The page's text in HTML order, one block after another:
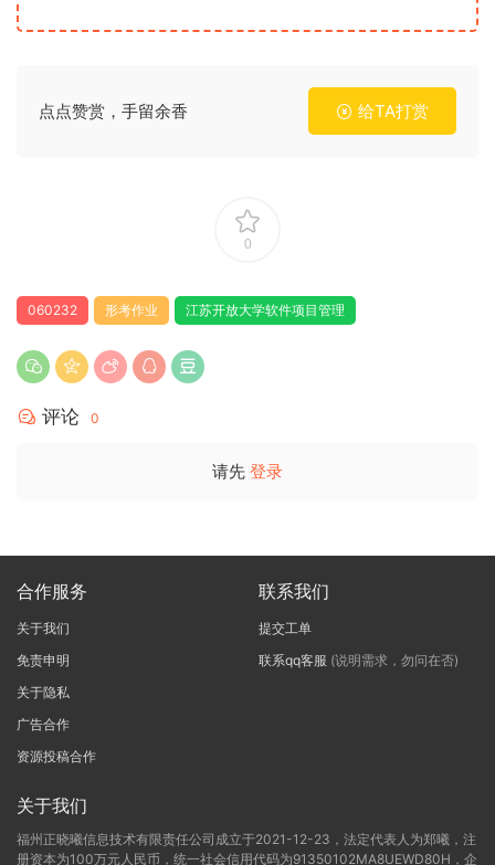
点点赞赏，手留余香 给TA打赏
0
060232 形考作业 江苏开放大学软件项目管理
评论 0
请先 登录
合作服务
关于我们
免责申明
关于隐私
广告合作
资源投稿合作
联系我们
提交工单
联系qq客服 (说明需求，勿问在否)
关于我们
福州正晓曦信息技术有限责任公司成立于2021-12-23，法定代表人为郑曦，注
册资本为100万元人民币，统一社会信用代码为91350102MA8UEWD80H，企